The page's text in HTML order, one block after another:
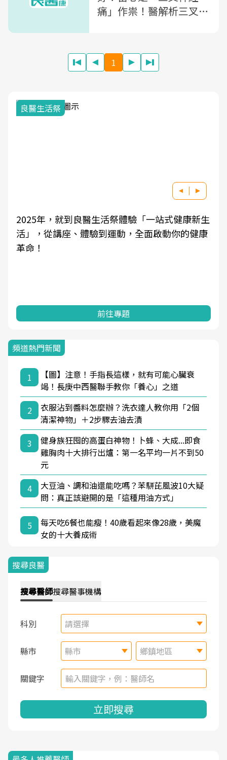
痛」作祟！醫解析三叉神
1
一站式健康新生
啟動你的健康
良醫健康網從「換季的身體變化」
學觀點與日常感受的對話，建立對
頻道熱門新聞
1
【圖】注意！手指長這樣，就有可能心臟衰
竭！長庚中西醫聯手教你「養心」之道
2
衣服沾到醬料怎麼辦？洗衣達人教你用「2個
清潔神物」＋2步驟去油去漬
3
健身族狂囤的高蛋白神物！卜蜂、大成...即食
雞胸肉十大排行出爐：第一名平均一片不到50
元
4
大豆油、調和油還能吃嗎？苯駢芘風波10大疑
問：真正該避開的是「這種用油方式」
5
每天吃6餐也能瘦！40歲看起來像28歲，美魔
女的十大養成術
搜尋良醫
搜尋醫師搜尋醫事機構
科別 請選擇
縣市 縣市 鄉鎮地區
關鍵字
立即搜尋